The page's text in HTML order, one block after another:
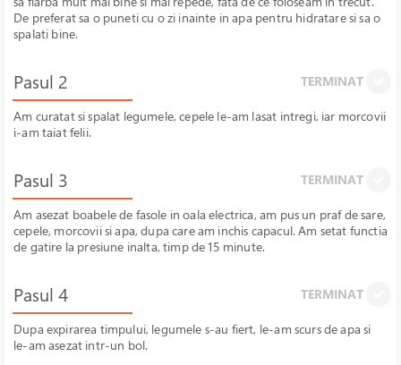
De preferat sa o puneti cu o zi inainte in apa pentru hidratare si sa o
spalati bine.
Pasul 2 TERMINAT
Am curatat si spalat legumele, cepele le-am lasat intregi, iar morcovii
i-am taiat felii.
Pasul 3 TERMINAT
Am asezat boabele de fasole in oala electrica, am pus un praf de sare,
cepele, morcovii si apa, dupa care am inchis capacul. Am setat functia
de gatire la presiune inalta, timp de 15 minute.
Pasul 4 TERMINAT
Dupa expirarea timpului, legumele s-au fiert, le-am scurs de apa si
le-am asezat intr-un bol.